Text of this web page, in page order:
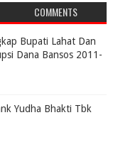
COMMENTS
Bupati Lahat Dan
Dana Bansos 2011-
Yudha Bhakti Tbk